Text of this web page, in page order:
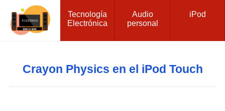
Tecnología
Electrónica
Audio
personal
iPod
Crayon Physics en el iPod Touch